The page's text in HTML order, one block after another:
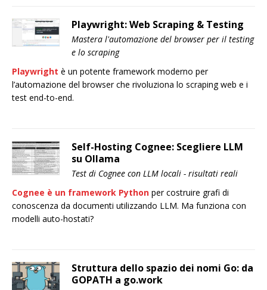
Playwright: Web Scraping & Testing
Mastera l'automazione del browser per il testing
e lo scraping
Playwright è un potente framework moderno per
l’automazione del browser che rivoluziona lo scraping web e i
test end-to-end.
Self-Hosting Cognee: Scegliere LLM
su Ollama
Test di Cognee con LLM locali - risultati reali
Cognee è un framework Python per costruire grafi di
conoscenza da documenti utilizzando LLM. Ma funziona con
modelli auto-hostati?
Struttura dello spazio dei nomi Go: da
GOPATH a go.work